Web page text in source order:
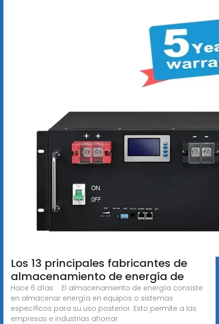
Los 13 principales fabricantes de
almacenamiento de energía de
Hace 6 días · El almacenamiento de energía consiste
en almacenar energía en equipos o sistemas
específicos para su uso posterior. Esto permite a las
empresas e industrias ahorrar